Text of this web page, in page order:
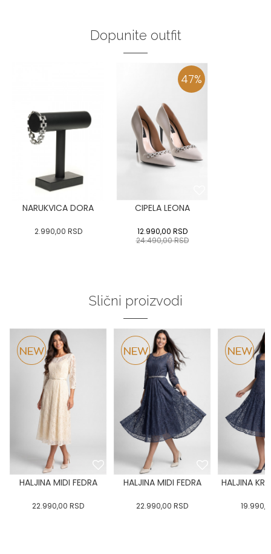
Dopunite outfit
NARUKVICA DORA
2.990,00 RSD
47%
CIPELA LEONA
12.990,00 RSD
24.490,00RSD
Slični proizvodi
HALJINA MIDI FEDRA
22.990,00 RSD
HALJINA MIDI FEDRA
22.990,00 RSD
HALJINA